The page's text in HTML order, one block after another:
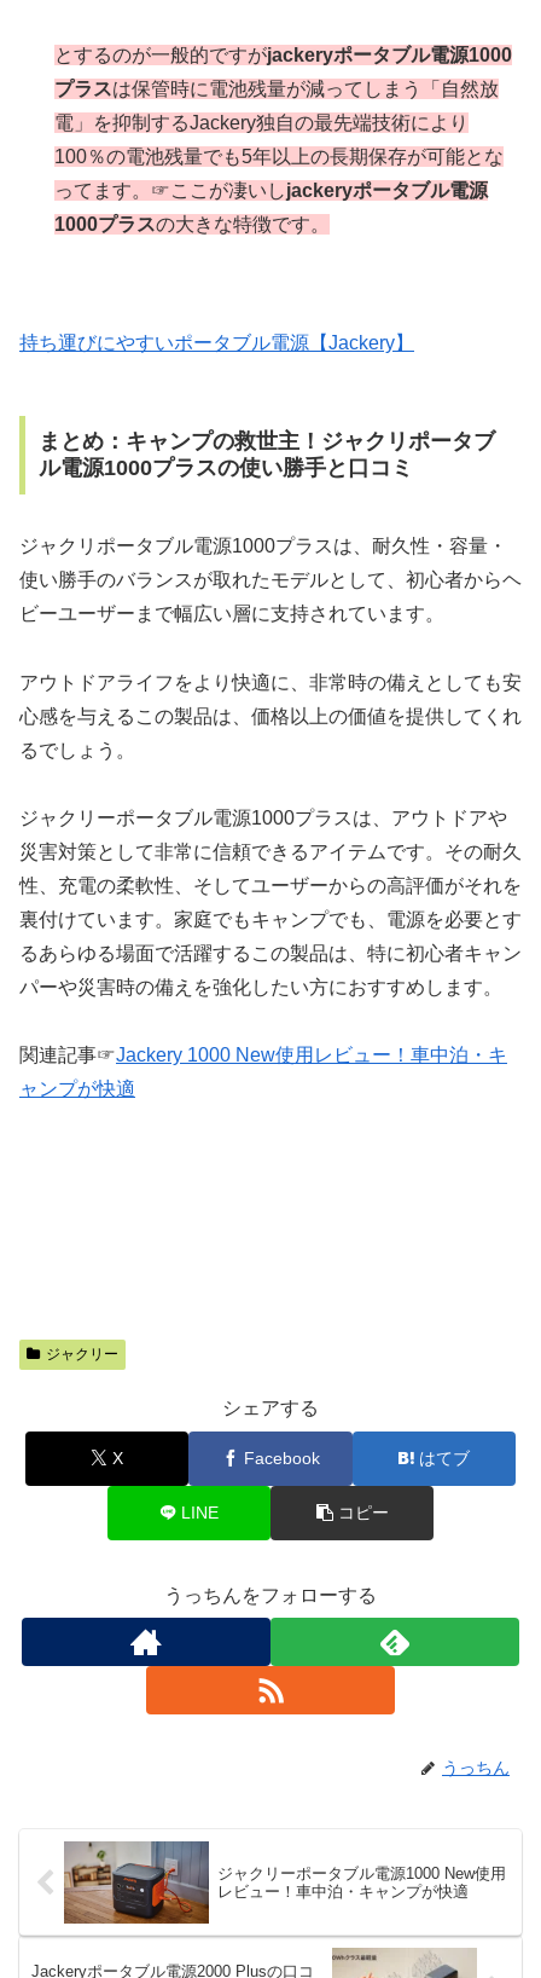
とするのが一般的ですがjackeryポータブル電源1000
プラスは保管時に電池残量が減ってしまう「自然放
電」を抑制するJackery独自の最先端技術により
100％の電池残量でも5年以上の長期保存が可能とな
ってます。☞ここが凄いしjackeryポータブル電源
1000プラスの大きな特徴です。
持ち運びにやすいポータブル電源【Jackery】
まとめ：キャンプの救世主！ジャクリポータブ
ル電源1000プラスの使い勝手と口コミ
ジャクリポータブル電源1000プラスは、耐久性・容量・
使い勝手のバランスが取れたモデルとして、初心者からヘ
ビーユーザーまで幅広い層に支持されています。
アウトドアライフをより快適に、非常時の備えとしても安
心感を与えるこの製品は、価格以上の価値を提供してくれ
るでしょう。
ジャクリーポータブル電源1000プラスは、アウトドアや
災害対策として非常に信頼できるアイテムです。その耐久
性、充電の柔軟性、そしてユーザーからの高評価がそれを
裏付けています。家庭でもキャンプでも、電源を必要とす
るあらゆる場面で活躍するこの製品は、特に初心者キャン
パーや災害時の備えを強化したい方におすすめします。
関連記事☞Jackery 1000 New使用レビュー！車中泊・キ
ャンプが快適
ジャクリー
シェアする
X Facebook はてブ
LINE コピー
うっちんをフォローする
うっちん
ジャクリーポータブル電源1000 New使用
レビュー！車中泊・キャンプが快適
Jackeryポータブル電源2000 Plusの口コ